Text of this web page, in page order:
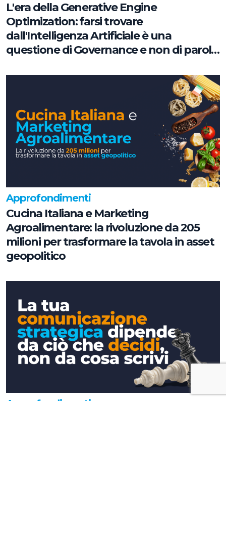
L'era della Generative Engine
Optimization: farsi trovare
dall'Intelligenza Artificiale è una
questione di Governance e non di parole
Approfondimenti
Cucina Italiana e Marketing
Agroalimentare: la rivoluzione da 205
milioni per trasformare la tavola in asset
geopolitico
Approfondimenti